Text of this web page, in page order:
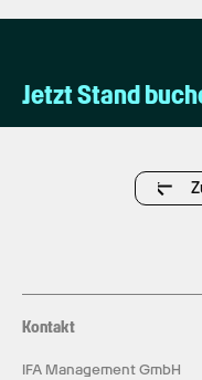
Jetzt Stand
Kontakt
IFA Management GmbH